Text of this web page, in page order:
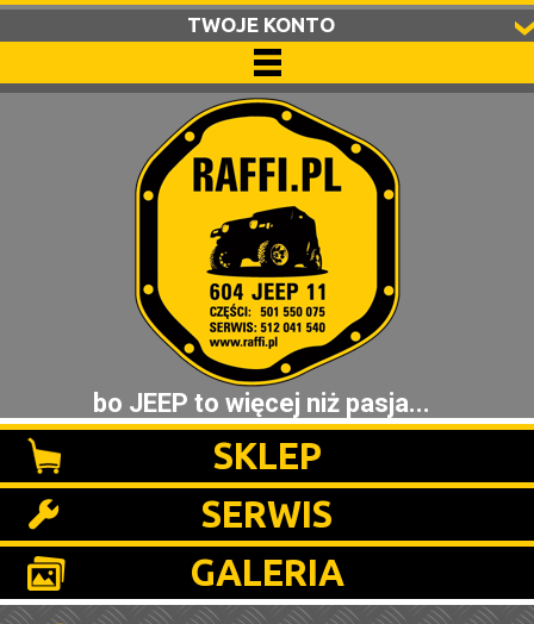
TWOJE KONTO
bo JEEP to więcej niż pasja...
SKLEP
SERWIS
GALERIA